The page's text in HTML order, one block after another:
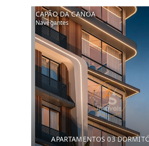
CAPÃO DA CANOA
Navegantes
APARTAMENTOS 03